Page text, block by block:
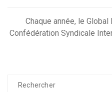
Chaque année, le
Confédération Syndicale